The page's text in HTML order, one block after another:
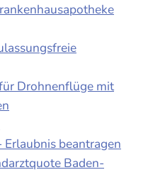
Drohnenflüge mit
beantragen
Baden-